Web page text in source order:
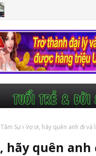
tiền
AN NINH TRẬT TỰ
Tâm Sự Vợ ơi, hãy quên anh đi và
hãy quên anh